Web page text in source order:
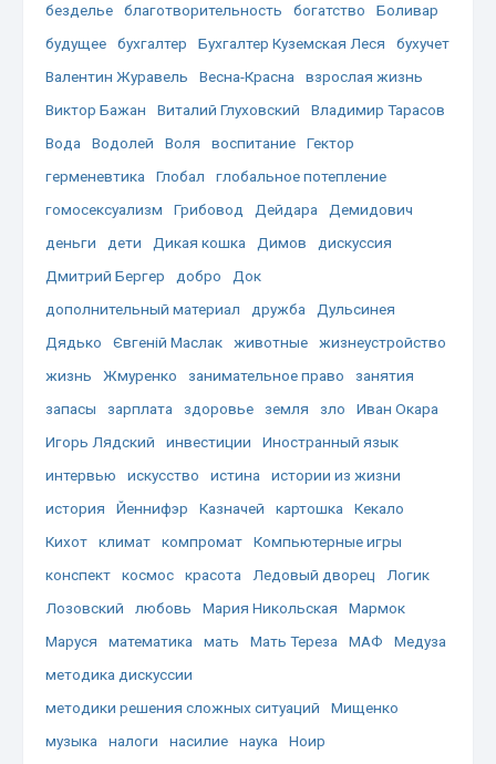
безделье
благотворительность богатство
Боливар
будущее
бухгалтер Бухгалтер Куземская Леся
бухучет
Валентин Журавель
Весна-Красна
взрослая жизнь
Виктор Бажан
Виталий Глуховский
Владимир Тарасов
Вода
Водолей Воля воспитание
Гектор
герменевтика
Глобал
глобальное потепление
гомосексуализм
Грибовод Дейдара
Демидович
деньги
дети Дикая кошка Димов
дискуссия
Дмитрий Бергер
добро
Док
дополнительный материал
дружба
Дульсинея
Дядько
Євгеній Маслак животные
жизнеустройство
жизнь
Жмуренко занимательное право
занятия
запасы
зарплата здоровье земля зло
Иван Окара
Игорь Лядский
инвестиции
Иностранный язык
интервью
искусство истина
истории из жизни
история
Йеннифэр Казначей картошка
Кекало
Кихот
климат компромат
Компьютерные игры
конспект
космос красота Ледовый дворец
Логик
Лозовский
любовь Мария Никольская
Мармок
Маруся
математика мать Мать Тереза МАФ
Медуза
методика дискуссии
методики решения сложных ситуаций
Мищенко
музыка
налоги насилие наука
Ноир